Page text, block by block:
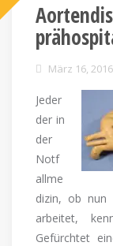
März 16, 2016
Jeder
der in
der
Notf
allme
dizin, ob nun
arbeitet,
Gefürchtet